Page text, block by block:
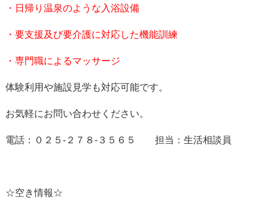
・日帰り温泉のような入浴設備
・要支援及び要介護に対応した機能訓練
・専門職によるマッサージ
体験利用や施設見学も対応可能です。
お気軽にお問い合わせください。
電話：０２５-２７８-３５６５ 担当：生活相談員
☆空き情報☆